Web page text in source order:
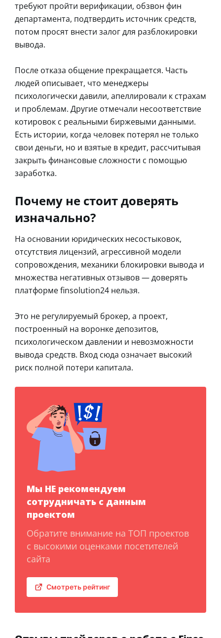
требуют пройти верификации, обзвон фин
департамента, подтвердить источник средств,
потом просят внести залог для разблокировки
вывода.
После отказа общение прекращается. Часть
людей описывает, что менеджеры
психологически давили, апеллировали к страхам
и проблемам. Другие отмечали несоответствие
котировок с реальными биржевыми данными.
Есть истории, когда человек потерял не только
свои деньги, но и взятые в кредит, рассчитывая
закрыть финансовые сложности с помощью
заработка.
Почему не стоит доверять
изначально?
На основании юридических несостыковок,
отсутствия лицензий, агрессивной модели
сопровождения, механики блокировки вывода и
множества негативных отзывов — доверять
платформе finsolution24 нельзя.
Это не регулируемый брокер, а проект,
построенный на воронке депозитов,
психологическом давлении и невозможности
вывода средств. Вход сюда означает высокий
риск полной потери капитала.
Мы НЕ рекомендуем
сотрудничать с данным
проектом
Обратите внимание на ТОП проектов
с высокими оценками посетителей
сайта
Смотреть рейтинг